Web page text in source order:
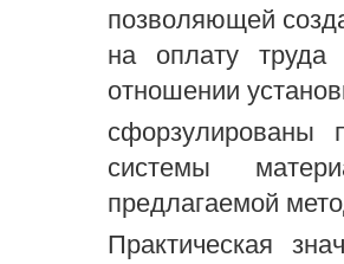
позволяющей
на оплату труда
отношении
сфорзулированы
системы
предлагаемой
Практическая